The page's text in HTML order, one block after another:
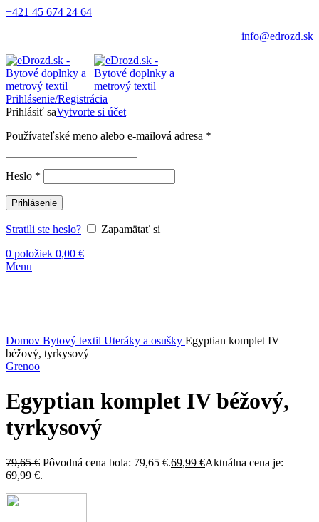
+421 45 674 24 64
info@edrozd.sk
Prihlásenie/Registrácia
Prihlásiť saVytvorte si účet
Používateľské meno alebo e-mailová adresa *
Heslo *
Prihlásenie
Stratili ste heslo?
Zapamätať si
0 položiek 0,00 €
Menu
Domov Bytový textil Uteráky a osušky Egyptian komplet IV
béžový, tyrkysový
Grenoo
Egyptian komplet IV béžový,
tyrkysový
79,65€ Pôvodná cena bola: 79,65 €.69,99 €Aktuálna cena je:
69,99 €.